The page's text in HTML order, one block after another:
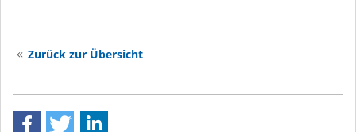
Zurück zur Übersicht